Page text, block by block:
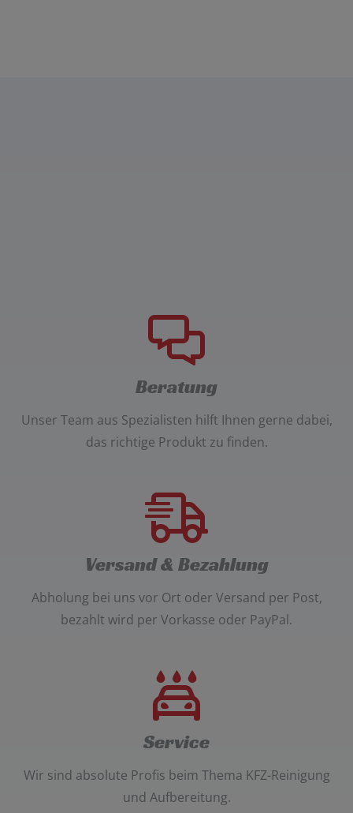
Beratung
Unser Team aus Spezialisten hilft Ihnen gerne dabei,
das richtige Produkt zu finden.
Versand & Bezahlung
Abholung bei uns vor Ort oder Versand per Post,
bezahlt wird per Vorkasse oder PayPal.
Service
Wir sind absolute Profis beim Thema KFZ-Reinigung
und Aufbereitung.